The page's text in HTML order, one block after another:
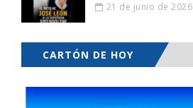
21 de junio de 2026
CARTÓN DE HOY